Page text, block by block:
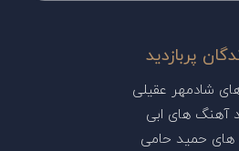
پربازدید
شادمهر عقیلی
آهنگ های ابی
های حمید حامی